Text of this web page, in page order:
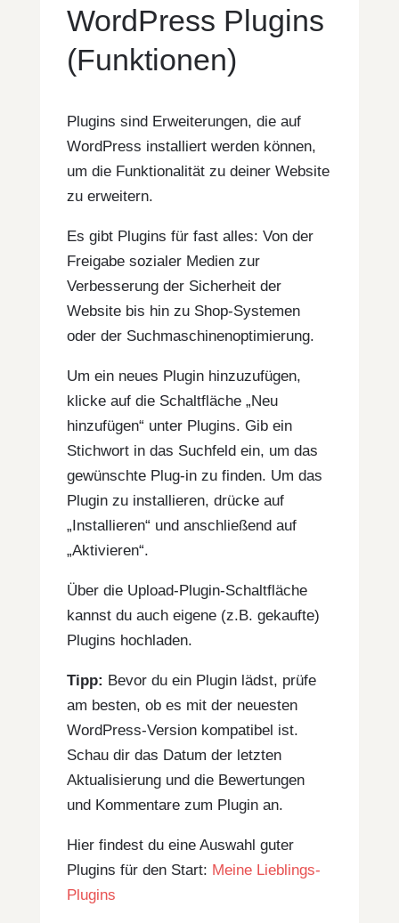
WordPress Plugins
(Funktionen)
Plugins sind Erweiterungen, die auf
WordPress installiert werden können,
um die Funktionalität zu deiner Website
zu erweitern.
Es gibt Plugins für fast alles: Von der
Freigabe sozialer Medien zur
Verbesserung der Sicherheit der
Website bis hin zu Shop-Systemen
oder der Suchmaschinenoptimierung.
Um ein neues Plugin hinzuzufügen,
klicke auf die Schaltfläche „Neu
hinzufügen“ unter Plugins. Gib ein
Stichwort in das Suchfeld ein, um das
gewünschte Plug-in zu finden. Um das
Plugin zu installieren, drücke auf
„Installieren“ und anschließend auf
„Aktivieren“.
Über die Upload-Plugin-Schaltfläche
kannst du auch eigene (z.B. gekaufte)
Plugins hochladen.
Tipp: Bevor du ein Plugin lädst, prüfe
am besten, ob es mit der neuesten
WordPress-Version kompatibel ist.
Schau dir das Datum der letzten
Aktualisierung und die Bewertungen
und Kommentare zum Plugin an.
Hier findest du eine Auswahl guter
Plugins für den Start: Meine Lieblings-
Plugins